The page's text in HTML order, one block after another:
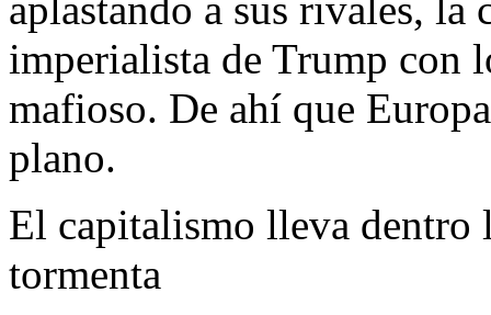
imperialista de Trump con
mafioso. De ahí que
plano.
El capitalismo lleva dentro
tormenta